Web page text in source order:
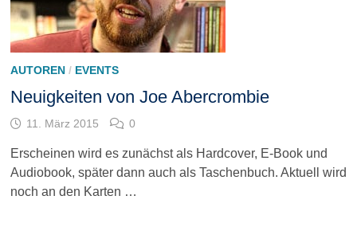
AUTOREN/ EVENTS
Neuigkeiten von Joe Abercrombie
11. März 2015 0
Erscheinen wird es zunächst als Hardcover, E-Book und
Audiobook, später dann auch als Taschenbuch. Aktuell wird
noch an den Karten …